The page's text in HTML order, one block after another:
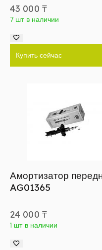
43 000 ₸
7 шт в наличии
Купить сейчас
Амортизатор
AG01365
24 000 ₸
1 шт в наличии